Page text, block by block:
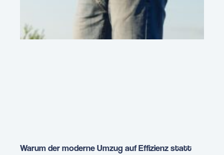
Warum der moderne Umzug auf Effizienz statt